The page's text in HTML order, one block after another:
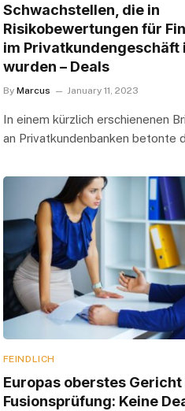
Schwachstellen, die in
Risikobewertungen für
im
wurden – Deals
By Marcus January 11, 2023
In einem kürzlich erschienenen
an Privatkundenbanken betonte
FEINDLICH
Europas oberstes
Fusionsprüfung: Keine